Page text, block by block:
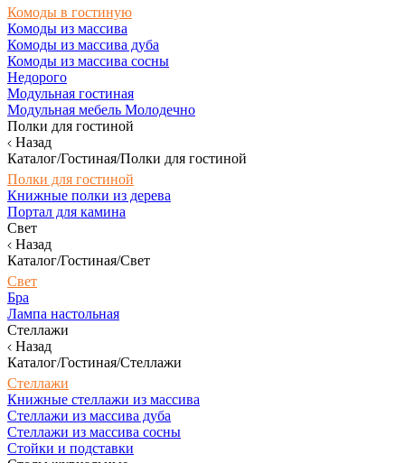
Комоды в гостиную
Комоды из массива
Комоды из массива дуба
Комоды из массива сосны
Недорого
Модульная гостиная
Модульная мебель Молодечно
Полки для гостиной
Назад
Каталог/Гостиная/Полки для гостиной
Полки для гостиной
Книжные полки из дерева
Портал для камина
Свет
Назад
Каталог/Гостиная/Свет
Свет
Бра
Лампа настольная
Стеллажи
Назад
Каталог/Гостиная/Стеллажи
Стеллажи
Книжные стеллажи из массива
Стеллажи из массива дуба
Стеллажи из массива сосны
Стойки и подставки